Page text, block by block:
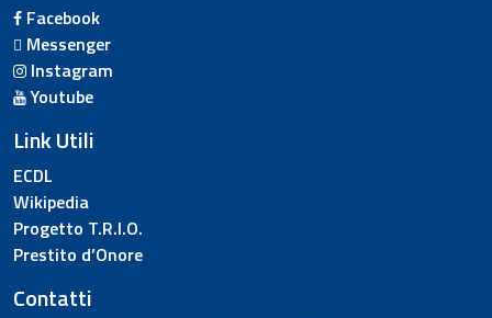
Facebook
Messenger
Instagram
Youtube
Link Utili
ECDL
Wikipedia
Progetto T.R.I.O.
Prestito d’Onore
Contatti